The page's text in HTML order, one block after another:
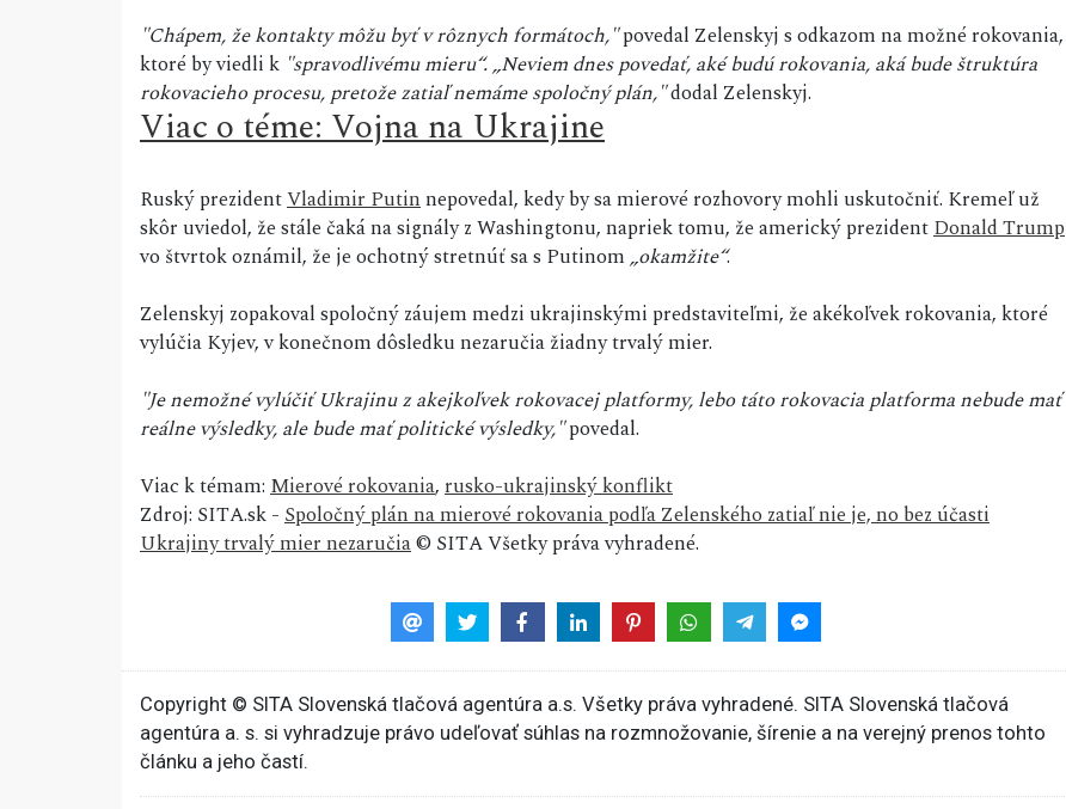
"Chápem, že kontakty môžu byť v rôznych formátoch,"povedal Zelenskyj s odkazom na možné rokovania,
ktoré by viedli k "spravodlivému mieru“. „Neviem dnes povedať, aké budú rokovania, aká bude štruktúra
rokovacieho procesu, pretože zatiaľ nemáme spoločný plán,"dodal Zelenskyj.
Viac o téme: Vojna na Ukrajine
Ruský prezidentVladimir Putinnepovedal, kedy by sa mierové rozhovory mohli uskutočniť. Kremeľ už
skôr uviedol, že stále čaká na signály z Washingtonu, napriek tomu, že americký prezidentDonald Trump
vo štvrtok oznámil, že je ochotný stretnúť sa s Putinom„okamžite“.
Zelenskyj zopakoval spoločný záujem medzi ukrajinskými predstaviteľmi, že akékoľvek rokovania, ktoré
vylúčia Kyjev, v konečnom dôsledku nezaručia žiadny trvalý mier.
"Je nemožné vylúčiť Ukrajinu z akejkoľvek rokovacej platformy, lebo táto rokovacia platforma nebude mať
reálne výsledky, ale bude mať politické výsledky,"povedal.
Viac k témam:Mierové rokovania,rusko-ukrajinský konflikt
Zdroj: SITA.sk -Spoločný plán na mierové rokovania podľa Zelenského zatiaľ nie je, no bez účasti
Ukrajiny trvalý mier nezaručia© SITA Všetky práva vyhradené.
Copyright © SITA Slovenská tlačová agentúra a.s. Všetky práva vyhradené. SITA Slovenská tlačová
agentúra a. s. si vyhradzuje právo udeľovať súhlas na rozmnožovanie, šírenie a na verejný prenos tohto
článku a jeho častí.